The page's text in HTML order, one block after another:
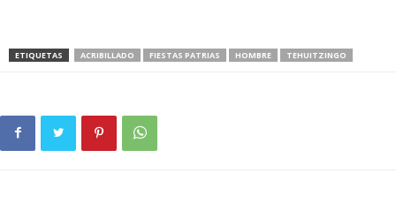
ETIQUETAS ACRIBILLADO FIESTAS PATRIAS HOMBRE TEHUITZINGO